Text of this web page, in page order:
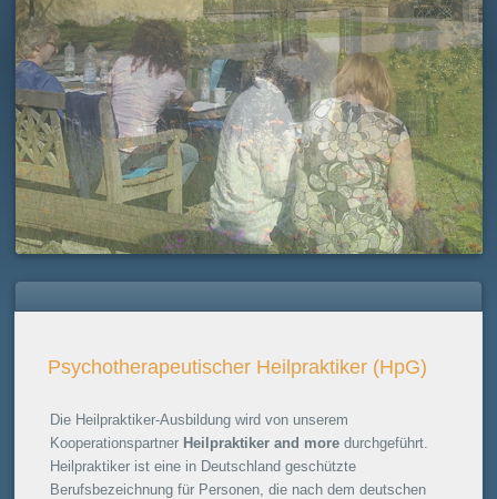
Psychotherapeutischer Heilpraktiker (HpG)
Die Heilpraktiker-Ausbildung wird von unserem
Kooperationspartner Heilpraktiker and more durchgeführt.
Heilpraktiker ist eine in Deutschland geschützte
Berufsbezeichnung für Personen, die nach dem deutschen